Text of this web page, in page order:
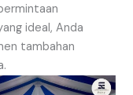
ideal, Anda
tambahan